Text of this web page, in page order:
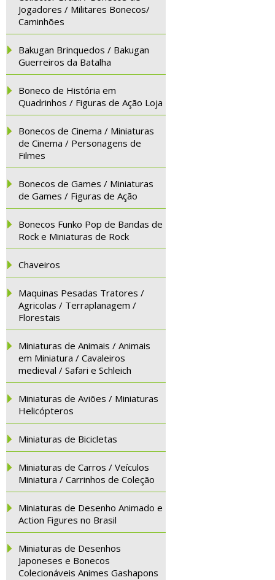
Jogadores / Militares Bonecos/
Caminhões
Bakugan Brinquedos / Bakugan
Guerreiros da Batalha
Boneco de História em
Quadrinhos / Figuras de Ação Loja
Bonecos de Cinema / Miniaturas
de Cinema / Personagens de
Filmes
Bonecos de Games / Miniaturas
de Games / Figuras de Ação
Bonecos Funko Pop de Bandas de
Rock e Miniaturas de Rock
Chaveiros
Maquinas Pesadas Tratores /
Agricolas / Terraplanagem /
Florestais
Miniaturas de Animais / Animais
em Miniatura / Cavaleiros
medieval / Safari e Schleich
Miniaturas de Aviões / Miniaturas
Helicópteros
Miniaturas de Bicicletas
Miniaturas de Carros / Veículos
Miniatura / Carrinhos de Coleção
Miniaturas de Desenho Animado e
Action Figures no Brasil
Miniaturas de Desenhos
Japoneses e Bonecos
Colecionáveis Animes Gashapons